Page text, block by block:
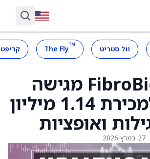
וול סטריט ™
The Fly
FibroBiologics מגישה
בקשה למכירת 1.14 מיליון
ואופציות
27 במרץ 2026